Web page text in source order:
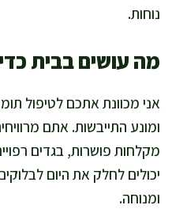
נוחות.
מה עושים בבית
אני מכוונת אתכם לטיפול
ומונע התייבשות. אתם
מקלחות פושרות, בגדים
יכולים לחלק את היום
ומנוחה.